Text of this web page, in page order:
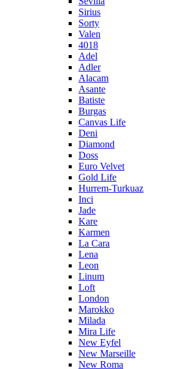
Sirius
Sorty
Valen
4018
Adel
Adler
Alacam
Asante
Batiste
Burgas
Canvas Life
Deni
Diamond
Doss
Euro Velvet
Gold Life
Hurrem-Turkuaz
Inci
Jade
Kare
Karmen
La Cara
Lena
Leon
Linum
Loft
London
Marokko
Milada
Mira Life
New Eyfel
New Marseille
New Roma